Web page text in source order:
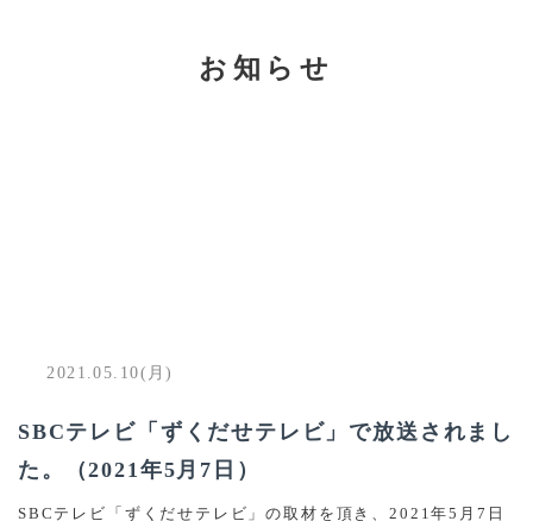
お知らせ
2021.05.10(月)
SBCテレビ「ずくだせテレビ」で放送されまし
た。（2021年5月7日）
SBCテレビ「ずくだせテレビ」の取材を頂き、2021年5月7日